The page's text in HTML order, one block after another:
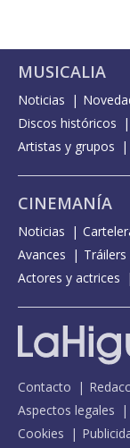
MUSICALIA
Noticias
Discos históricos
Artistas y grupos
CINEMANÍA
Noticias
Avances
Tráilers
Actores y actrices
Contacto
Aspectos legales
Cookies